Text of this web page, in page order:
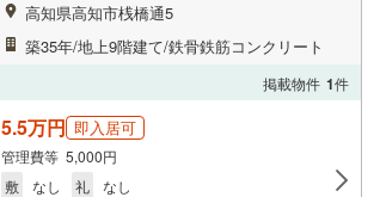
高知県高知市桟橋通5
築35年/地上9階建て/鉄骨鉄筋コンクリート
掲載物件 1件
5.5万円 即入居可
管理費等 5,000円
敷
なし 礼 なし